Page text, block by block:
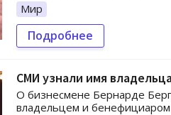
Мир
Подробнее
СМИ узнали имя
О бизнесмене Бернарде
владельцем и